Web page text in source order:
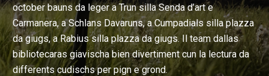
october bauns da leger a Trun silla Senda d’art e
Carmanera, a Schlans Davaruns, a Cumpadials silla plazza
da giugs, a Rabius silla plazza da giugs. Il team dallas
bibliotecaras giavischa bien divertiment cun la lectura da
differents cudischs per pign e grond.